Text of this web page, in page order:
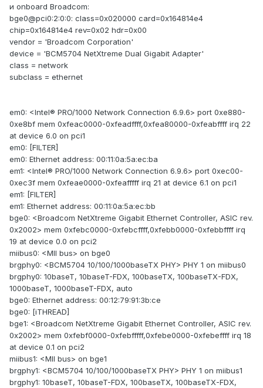
и onboard Broadcom:
bge0@pci0:2:0:0: class=0x020000 card=0x164814e4
chip=0x164814e4 rev=0x02 hdr=0x00
vendor = 'Broadcom Corporation'
device = 'BCM5704 NetXtreme Dual Gigabit Adapter'
class = network
subclass = ethernet
em0: <Intel® PRO/1000 Network Connection 6.9.6> port 0xe880-
0xe8bf mem 0xfeac0000-0xfeadffff,0xfea80000-0xfeabffff irq 22
at device 6.0 on pci1
em0: [FILTER]
em0: Ethernet address: 00:11:0a:5a:ec:ba
em1: <Intel® PRO/1000 Network Connection 6.9.6> port 0xec00-
0xec3f mem 0xfeae0000-0xfeafffff irq 21 at device 6.1 on pci1
em1: [FILTER]
em1: Ethernet address: 00:11:0a:5a:ec:bb
bge0: <Broadcom NetXtreme Gigabit Ethernet Controller, ASIC rev.
0x2002> mem 0xfebc0000-0xfebcffff,0xfebb0000-0xfebbffff irq
19 at device 0.0 on pci2
miibus0: <MII bus> on bge0
brgphy0: <BCM5704 10/100/1000baseTX PHY> PHY 1 on miibus0
brgphy0: 10baseT, 10baseT-FDX, 100baseTX, 100baseTX-FDX,
1000baseT, 1000baseT-FDX, auto
bge0: Ethernet address: 00:12:79:91:3b:ce
bge0: [iTHREAD]
bge1: <Broadcom NetXtreme Gigabit Ethernet Controller, ASIC rev.
0x2002> mem 0xfebf0000-0xfebfffff,0xfebe0000-0xfebeffff irq 18
at device 0.1 on pci2
miibus1: <MII bus> on bge1
brgphy1: <BCM5704 10/100/1000baseTX PHY> PHY 1 on miibus1
brgphy1: 10baseT, 10baseT-FDX, 100baseTX, 100baseTX-FDX,